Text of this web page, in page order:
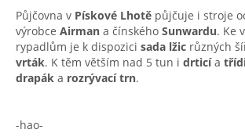
Půjčovna v Pískové Lhotě půjčuje i stroje
výrobce Airman a čínského Sunwardu. Ke
rypadlům je k dispozici sada lžic různých
vrták. K těm větším nad 5 tun i drticía
drapák a rozrývací trn.
-hao-